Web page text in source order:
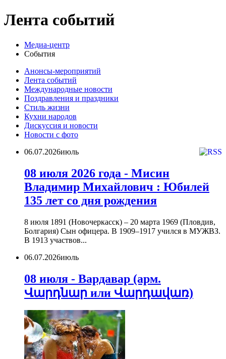
Лента событий
Медиа-центр
События
Анонсы-мероприятий
Лента событий
Международные новости
Поздравления и праздники
Cтиль жизни
Кухни народов
Дискуссия и новости
Новости с фото
06.07.2026июль
08 июля 2026 года - Мисин
Владимир Михайлович : Юбилей
135 лет со дня рождения
8 июля 1891 (Новочеркасск) – 20 марта 1969 (Пловдив,
Болгария) Сын офицера. В 1909–1917 учился в МУЖВЗ.
В 1913 участвов...
06.07.2026июль
08 июля - Вардавар (арм.
Վարդնար или Վարդավառ)